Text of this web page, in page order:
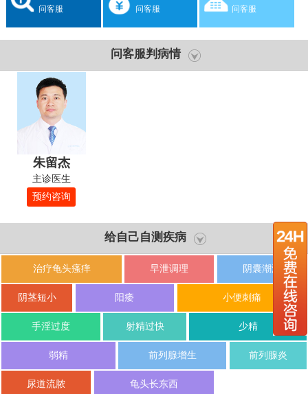
问客服 问客服 问客服
问客服判病情
朱留杰
主诊医生
预约咨询
给自己自测疾病
治疗龟头瘙痒 早泄调理 阴囊潮湿
阴茎短小 阳痿 小便刺痛
手淫过度 射精过快 少精
弱精 前列腺增生 前列腺炎
尿道流脓 龟头长东西